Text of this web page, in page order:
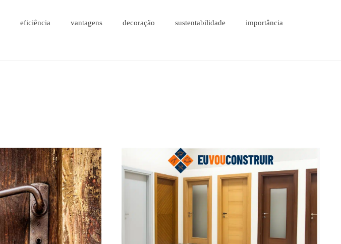
eficiência vantagens decoração sustentabilidade importância